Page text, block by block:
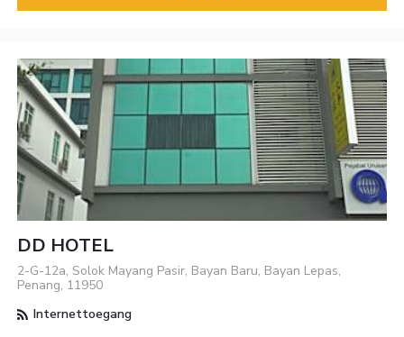
DD HOTEL
2-G-12a, Solok Mayang Pasir, Bayan Baru, Bayan Lepas,
Penang, 11950
Internettoegang